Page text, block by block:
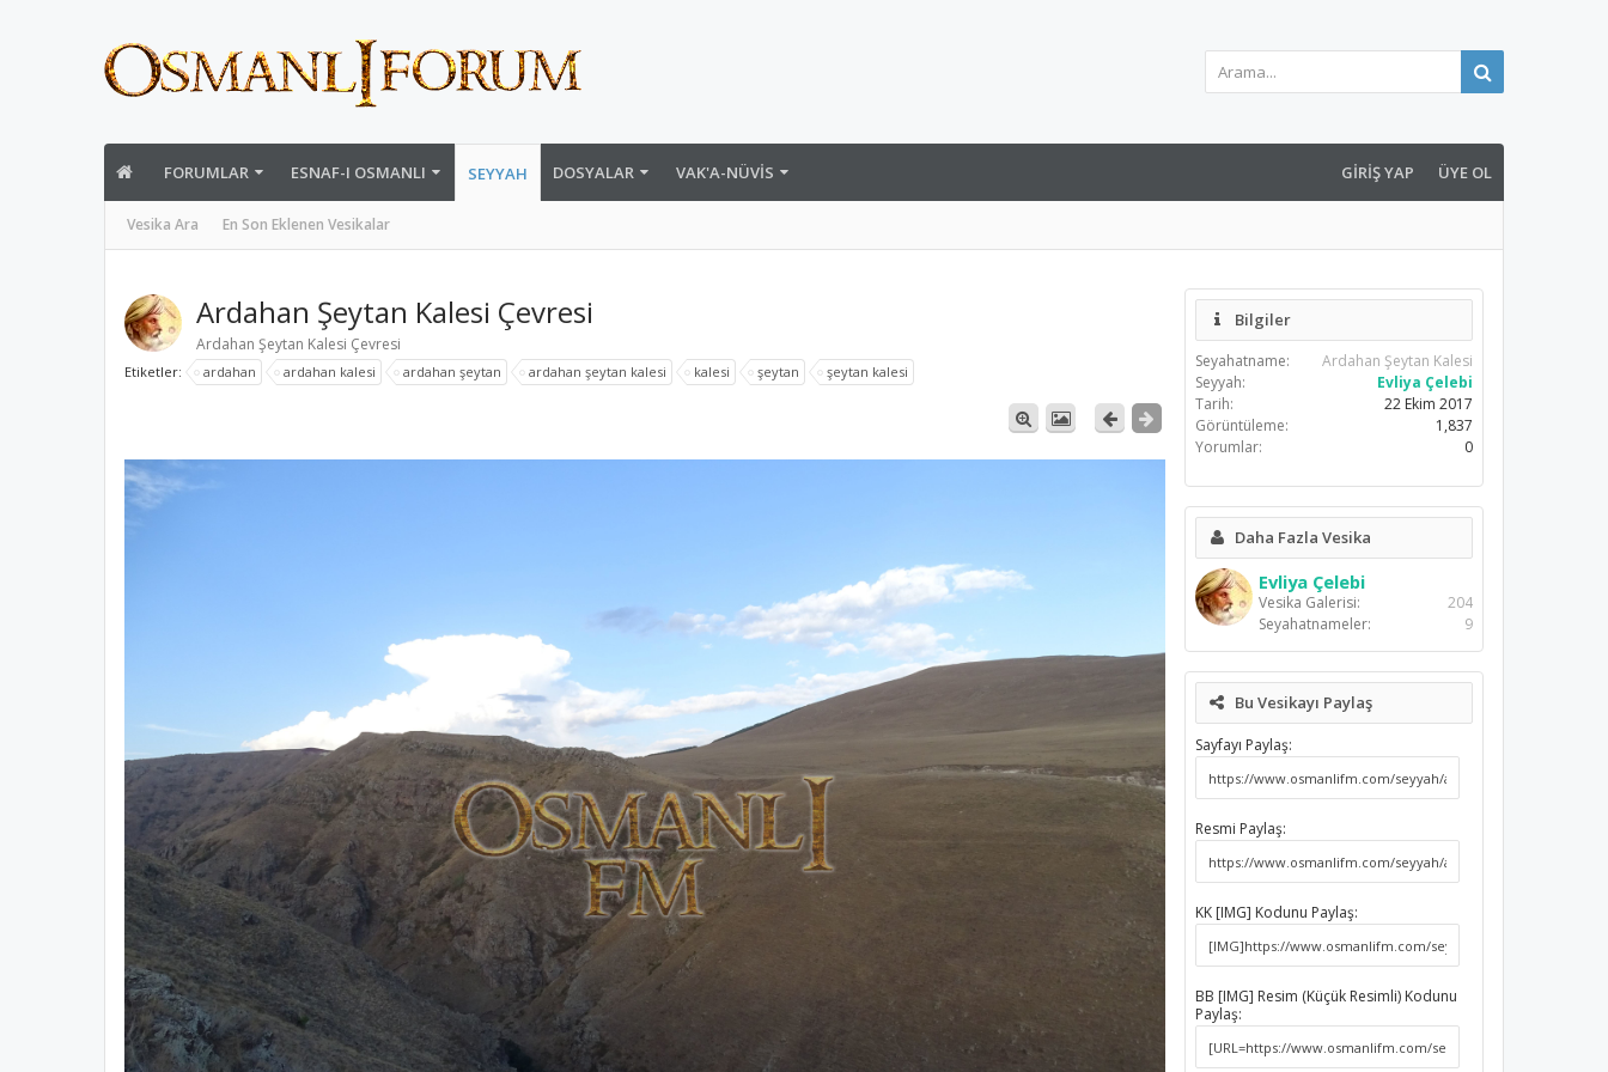
FORUMLAR ESNAF-I OSMANLI SEYYAH
Vesika Ara En Son Eklenen Vesikalar
DOSYALAR VAK'A-NÜVIS GIRIŞ YAP ÜYE OL
Ardahan Şeytan Kalesi Çevresi
Ardahan Şeytan Kalesi Çevresi
Etiketler: ardahan ardahan kalesi ardahan şeytan ardahan şeytan kalesi kalesi şeytan şeytan kalesi
Bilgiler
Seyahatname:
Ardahan Şeytan Kalesi
Seyyah:
Evliya Çelebi
Tarih:
22 Ekim 2017
Görüntüleme:
1,837
Yorumlar:
0
Daha Fazla Vesika
Evliya Çelebi
Vesika Galerisi:
204
Seyahatnameler:
9
Bu Vesikayı Paylaş
Sayfayı Paylaş:
Resmi Paylaş:
KK [IMG] Kodunu Paylaş:
BB [IMG] Resim (Küçük Resimli) Kodunu
Paylaş: